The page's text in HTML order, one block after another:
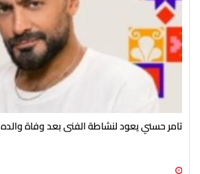
تامر حسني يعود لنشاطة الفنى بعد وفاة والده